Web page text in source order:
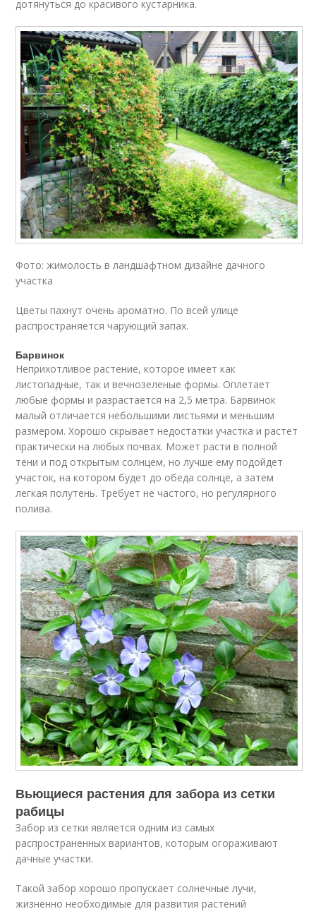
дотянуться до красивого кустарника.
Фото: жимолость в ландшафтном дизайне дачного
участка
Цветы пахнут очень ароматно. По всей улице
распространяется чарующий запах.
Барвинок
Неприхотливое растение, которое имеет как
листопадные, так и вечнозеленые формы. Оплетает
любые формы и разрастается на 2,5 метра. Барвинок
малый отличается небольшими листьями и меньшим
размером. Хорошо скрывает недостатки участка и растет
практически на любых почвах. Может расти в полной
тени и под открытым солнцем, но лучше ему подойдет
участок, на котором будет до обеда солнце, а затем
легкая полутень. Требует не частого, но регулярного
полива.
Вьющиеся растения для забора из сетки
рабицы
Забор из сетки является одним из самых
распространенных вариантов, которым огораживают
дачные участки.
Такой забор хорошо пропускает солнечные лучи,
жизненно необходимые для развития растений